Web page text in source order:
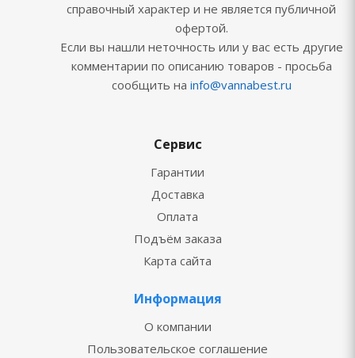
справочный характер и не является публичной
офертой.
Если вы нашли неточность или у вас есть другие
комментарии по описанию товаров - просьба
сообщить на info@vannabest.ru
Сервис
Гарантии
Доставка
Оплата
Подъём заказа
Карта сайта
Информация
О компании
Пользовательское соглашение